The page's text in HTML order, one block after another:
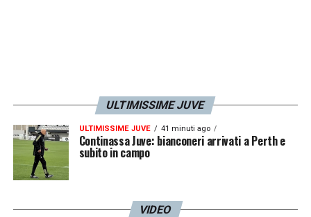
ULTIMISSIME JUVE
ULTIMISSIME JUVE 41 minuti ago
Continassa Juve: bianconeri arrivati a Perth e
subito in campo
VIDEO